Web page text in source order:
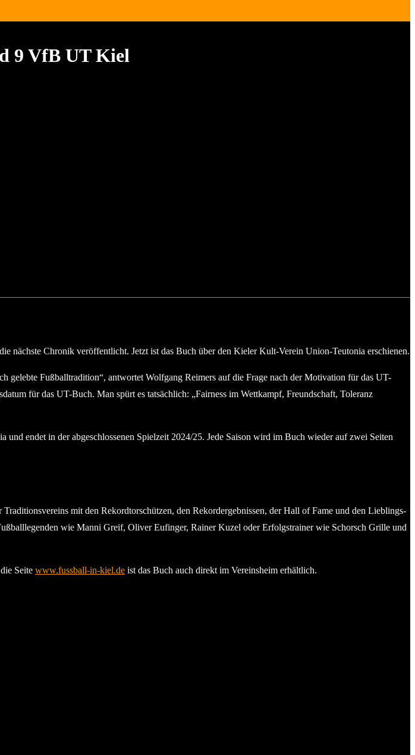
9 VfB UT Kiel
nächste Chronik veröffentlicht. Jetzt ist das Buch über den Kieler Kult-Verein Union-Teutonia erschienen.
Fußballtradition“, antwortet Wolfgang Reimers auf die Frage nach der Motivation für das UT-
für das UT-Buch. Man spürt es tatsächlich: „Fairness im Wettkampf, Freundschaft, Toleranz
endet in der abgeschlossenen Spielzeit 2024/25. Jede Saison wird im Buch wieder auf zwei Seiten
mit den Rekordtorschützen, den Rekordergebnissen, der Hall of Fame und den Lieblings-
wie Manni Greif, Oliver Eufinger, Rainer Kuzel oder Erfolgstrainer wie Schorsch Grille und
Seite www.fussball-in-kiel.de ist das Buch auch direkt im Vereinsheim erhältlich.